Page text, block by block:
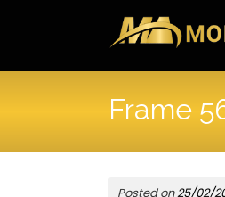
Frame
Posted on25/02/